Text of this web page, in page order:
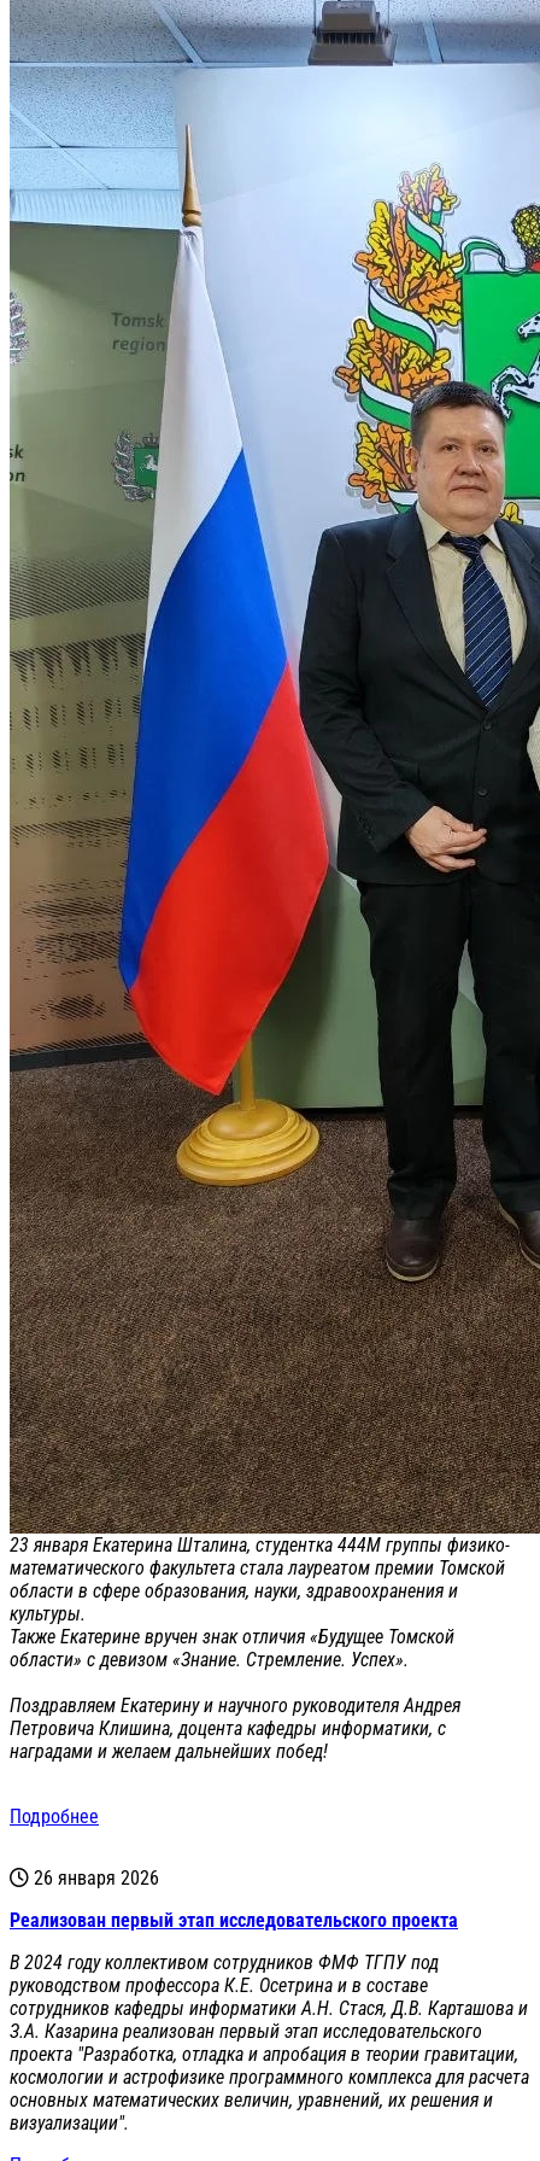
23 января Екатерина Шталина, студентка 444М группы физико-
математического факультета стала лауреатом премии Томской
области в сфере образования, науки, здравоохранения и
культуры.
Также Екатерине вручен знак отличия «Будущее Томской
области» с девизом «Знание. Стремление. Успех».
Поздравляем Екатерину и научного руководителя Андрея
Петровича Клишина, доцента кафедры информатики, с
наградами и желаем дальнейших побед!
Подробнее
26 января 2026
Реализован первый этап исследовательского проекта
В 2024 году коллективом сотрудников ФМФ ТГПУ под
руководством профессора К.Е. Осетрина и в составе
сотрудников кафедры информатики А.Н. Стася, Д.В. Карташова и
З.А. Казарина реализован первый этап исследовательского
проекта "Разработка, отладка и апробация в теории гравитации,
космологии и астрофизике программного комплекса для расчета
основных математических величин, уравнений, их решения и
визуализации".